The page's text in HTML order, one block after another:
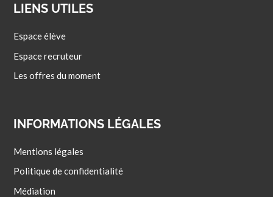
LIENS UTILES
Espace élève
Espace recruteur
Les offres du moment
INFORMATIONS LÉGALES
Mentions légales
Politique de confidentialité
Médiation